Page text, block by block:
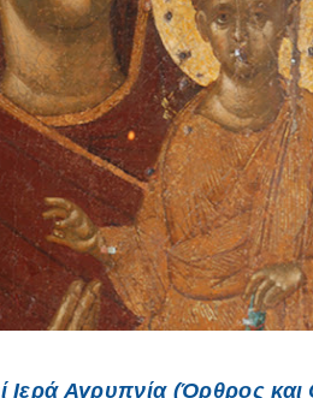
Ιερά Αγρυπνία (Όρθρος και